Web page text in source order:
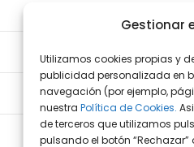
Gestionar
Utilizamos cookies propias y
publicidad personalizada en
navegación (por ejemplo,
nuestra Política de Cookies.
de terceros que utilizamos
pulsando el botón